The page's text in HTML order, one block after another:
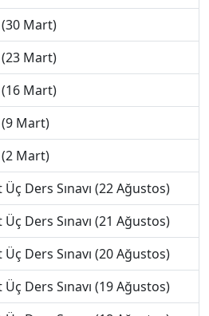
(30 Mart)
(23 Mart)
(16 Mart)
(9 Mart)
(2 Mart)
Ders Sınavı (22 Ağustos)
Ders Sınavı (21 Ağustos)
Ders Sınavı (20 Ağustos)
Ders Sınavı (19 Ağustos)